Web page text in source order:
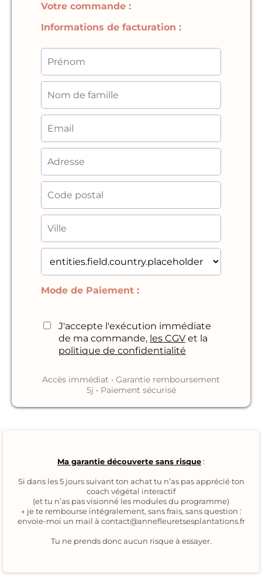
Votre commande :
Informations de facturation :
Mode de Paiement :
J'accepte l'exécution immédiate
de ma commande, les CGV et la
politique de confidentialité
Accès immédiat • Garantie remboursement
5j • Paiement sécurisé
Ma garantie découverte sans risque:
Si dans les 5 jours suivant ton achat tu n’as pas apprécié ton
coach végétal interactif
(et tu n’as pas visionné les modules du programme)
→ je te rembourse intégralement, sans frais, sans question :
envoie-moi un mail à contact@annefleuretsesplantations.fr
Tu ne prends donc aucun risque à essayer.